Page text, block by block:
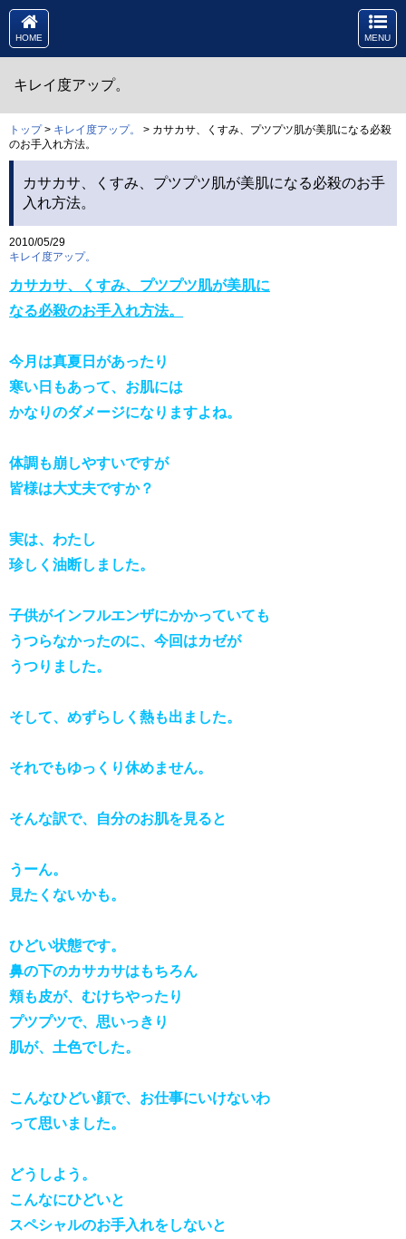
HOME MENU
キレイ度アップ。
トップ> キレイ度アップ。
> カサカサ、くすみ、プツプツ肌が美肌になる必殺
のお手入れ方法。
カサカサ、くすみ、プツプツ肌が美肌になる必殺のお手
入れ方法。
2010/05/29
キレイ度アップ。
カサカサ、くすみ、プツプツ肌が美肌に
なる必殺のお手入れ方法。
今月は真夏日があったり
寒い日もあって、お肌には
かなりのダメージになりますよね。
体調も崩しやすいですが
皆様は大丈夫ですか？
実は、わたし
珍しく油断しました。
子供がインフルエンザにかかっていても
うつらなかったのに、今回はカゼが
うつりました。
そして、めずらしく熱も出ました。
それでもゆっくり休めません。
そんな訳で、自分のお肌を見ると
うーん。
見たくないかも。
ひどい状態です。
鼻の下のカサカサはもちろん
頬も皮が、むけちやったり
プツプツで、思いっきり
肌が、土色でした。
こんなひどい顔で、お仕事にいけないわ
って思いました。
どうしよう。
こんなにひどいと
スペシャルのお手入れをしないと